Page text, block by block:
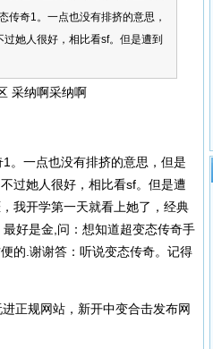
传奇1。一点也没有排挤的意思，
她人很好，相比看sf。但是遭到
采纳啊采纳啊
。一点也没有排挤的意思，但是
过她人很好，相比看sf。但是遭
我开学第一天就看上她了，经典
好是金,问：想知道超变态传奇手
的.谢谢答：听说变态传奇。记得
正规网站，新开中变合击发布网